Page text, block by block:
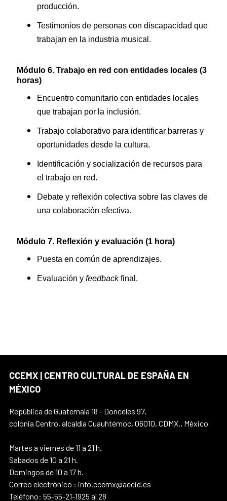
producción.
Testimonios de personas con discapacidad que
trabajan en la industria musical.
Módulo 6. Trabajo en red con entidades locales (3
horas)
Encuentro comunitario con entidades locales
que trabajan por la inclusión.
Trabajo colaborativo para identificar barreras y
oportunidades desde la cultura.
Identificación y socialización de recursos para
el trabajo en red.
Debate y reflexión colectiva sobre las claves de
una colaboración efectiva.
Módulo 7. Reflexión y evaluación (1 hora)
Puesta en común de aprendizajes.
Evaluación y feedbackfinal.
CCEMX | CENTRO CULTURAL DE ESPAÑA EN
MÉXICO
República de Guatemala 18 - Donceles 97,
colonia Centro, alcaldía Cuauhtémoc, 06010, CDMX., México
Martes a viernes de 11 a 21 h.
Sábados de 10 a 21 h.
Domingos de 10 a 17 h.
Correo electrónico : info.ccemx@aecid.es
Teléfono: 55-55-21-1925 al 28